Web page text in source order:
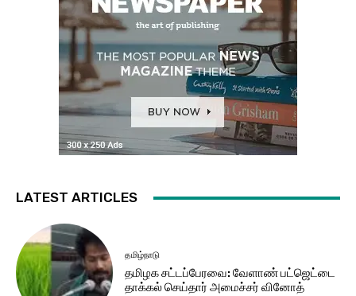
LATEST ARTICLES
தமிழ்நாடு
தமிழக சட்​டப்​பேர​வை: வேளாண் பட்​ஜெட்டை
தாக்கல் செய்தார் அமைச்சர் வினோத்